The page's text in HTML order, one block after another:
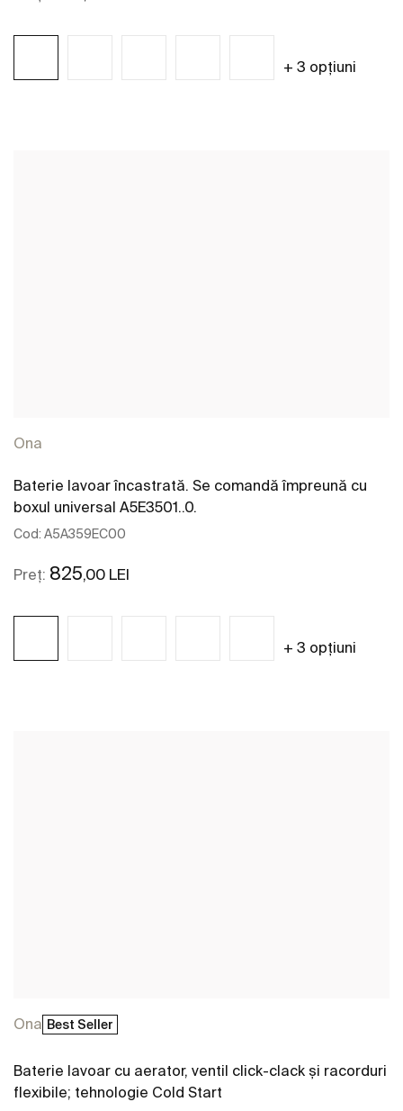
+ 3 opțiuni
Ona
Baterie lavoar încastrată. Se comandă împreună cu
boxul universal A5E3501..0.
Cod: A5A359EC00
Preț: 825,00 LEI
+ 3 opțiuni
Ona Best Seller
Baterie lavoar cu aerator, ventil click-clack și racorduri
flexibile; tehnologie Cold Start